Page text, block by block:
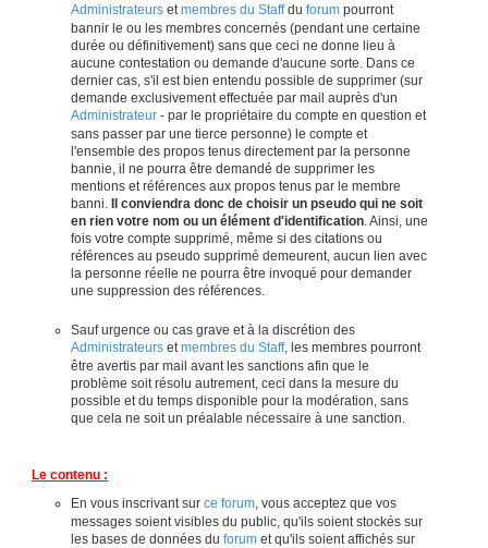
Administrateurs etmembres du Staffdu forum pourront
bannir le ou les membres concernés (pendant une certaine
durée ou définitivement) sans que ceci ne donne lieu à
aucune contestation ou demande d'aucune sorte. Dans ce
dernier cas, s'il est bien entendu possible de supprimer (sur
demande exclusivement effectuée par mail auprès d'un
Administrateur - par le propriétaire du compte en question et
sans passer par une tierce personne) le compte et
l'ensemble des propos tenus directement par la personne
bannie, il ne pourra être demandé de supprimer les
mentions et références aux propos tenus par le membre
banni.
Il conviendra donc de choisir un pseudo qui ne soit
en rien votre nom ou un élément d'identification. Ainsi, une
fois votre compte supprimé, même si des citations ou
références au pseudo supprimé demeurent, aucun lien avec
la personne réelle ne pourra être invoqué pour demander
une suppression des références.
Sauf urgence ou cas grave et à la discrétion des
Administrateurs etmembres du Staff, les membres pourront
être avertis par mail avant les sanctions afin que le
problème soit résolu autrement, ceci dans la mesure du
possible et du temps disponible pour la modération, sans
que cela ne soit un préalable nécessaire à une sanction.
Le contenu :
En vous inscrivant sur ce forum , vous acceptez que vos
messages soient visibles du public, qu'ils soient stockés sur
les bases de données du forum et qu'ils soient affichés sur